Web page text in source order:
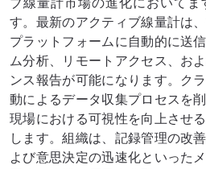
ブ線量計市場の進化においてま
す。最新のアクティブ線量計は
プラットフォームに自動的に送
ム分析、リモートアクセス、お
ンス報告が可能になります。ク
動によるデータ収集プロセスを
現場における可視性を向上させ
します。組織は、記録管理の改
よび意思決定の迅速化といった